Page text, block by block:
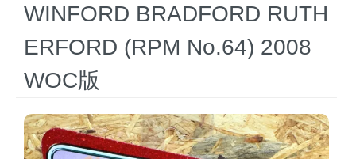
WINFORD BRADFORD RUTH
ERFORD (RPM No.64) 2008
WOC版